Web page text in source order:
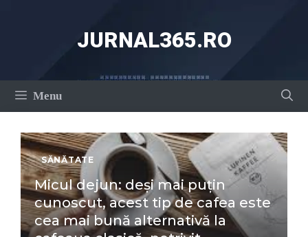
JURNAL365.RO
Menu
SĂNĂTATE
Micul dejun: deși mai puțin
cunoscut, acest tip de cafea este
cea mai bună alternativă la